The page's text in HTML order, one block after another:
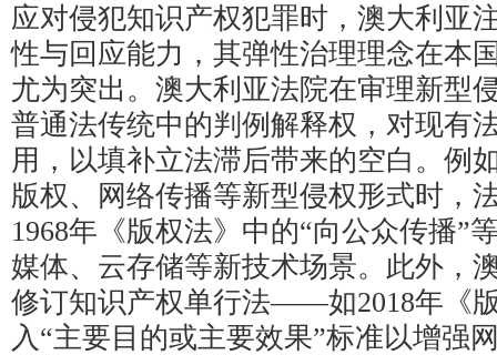
应对侵犯知识产权犯罪时，澳大利亚
性与回应能力，其弹性治理理念在本
尤为突出。澳大利亚法院在审理新型
普通法传统中的判例解释权，对现有
用，以填补立法滞后带来的空白。例
版权、网络传播等新型侵权形式时，
1968年《版权法》中的“向公众传播”
媒体、云存储等新技术场景。此外，
修订知识产权单行法——如2018年《
入“主要目的或主要效果”标准以增强